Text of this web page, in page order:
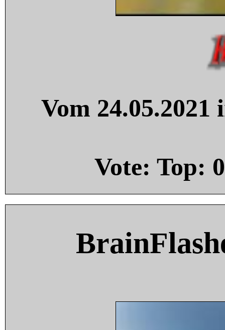
Vom
Vote: Top: 0